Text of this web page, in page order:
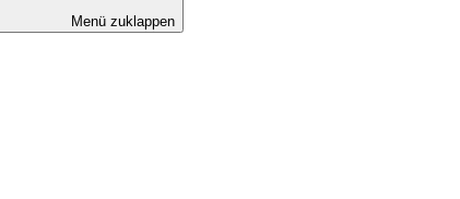
Menü zuklappen